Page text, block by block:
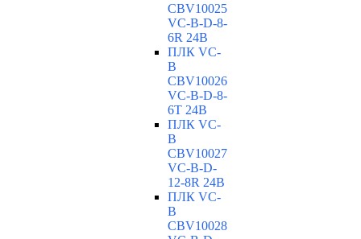
CBV10025
VC-В-D-8-
6R 24В
ПЛК VC-
B
CBV10026
VC-В-D-8-
6T 24В
ПЛК VC-
B
CBV10027
VC-В-D-
12-8R 24В
ПЛК VC-
B
CBV10028